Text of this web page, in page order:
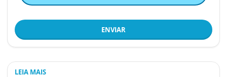
ENVIAR
LEIA MAIS